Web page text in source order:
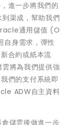
進一步將我們的
渠成，幫助我們
通用儲值 (O
身需求，彈性
合約或紙本流
將為我們提供強
們的支付系統即
ADW自主資料
儲雲後做進一步